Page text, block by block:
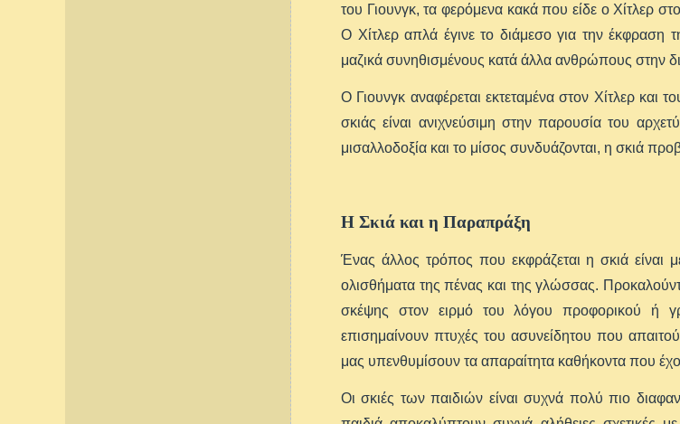
του Γιουνγκ, τα φερόμενα κακά που είδε ο Χίτλερ
Ο Χίτλερ απλά έγινε το διάμεσο για την
μαζικά συνηθισμένους κατά άλλα ανθρώπους στην
Ο Γιουνγκ αναφέρεται εκτεταμένα στον Χίτλερ και
σκιάς είναι ανιχνεύσιμη στην παρουσία του
μισαλλοδοξία και το μίσος συνδυάζονται, η σκιά
Η Σκιά και η Παραπράξη
Ένας άλλος τρόπος που εκφράζεται η σκιά
ολισθήματα της πένας και της γλώσσας.
σκέψης στον ειρμό του λόγου προφορικού ή
επισημαίνουν πτυχές του ασυνείδητου που
μας υπενθυμίσουν τα απαραίτητα καθήκοντα που
Οι σκιές των παιδιών είναι συχνά πολύ πιο